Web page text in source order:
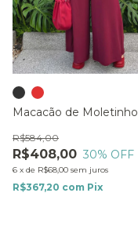
Macacão de Moletinho
R$408,00
R$584,00
30% OFF
6 x de R$68,00 sem juros
R$367,20 com Pix